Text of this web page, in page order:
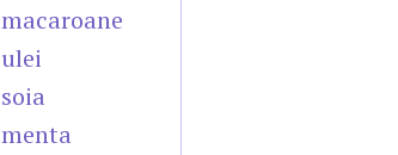
macaroane
ulei
soia
menta